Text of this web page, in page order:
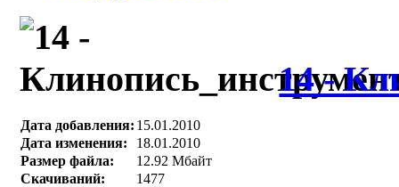
14 -
Дата добавления: 15.01.2010
Дата изменения:
18.01.2010
Размер файла:
12.92 Мбайт
Скачиваний:
1477